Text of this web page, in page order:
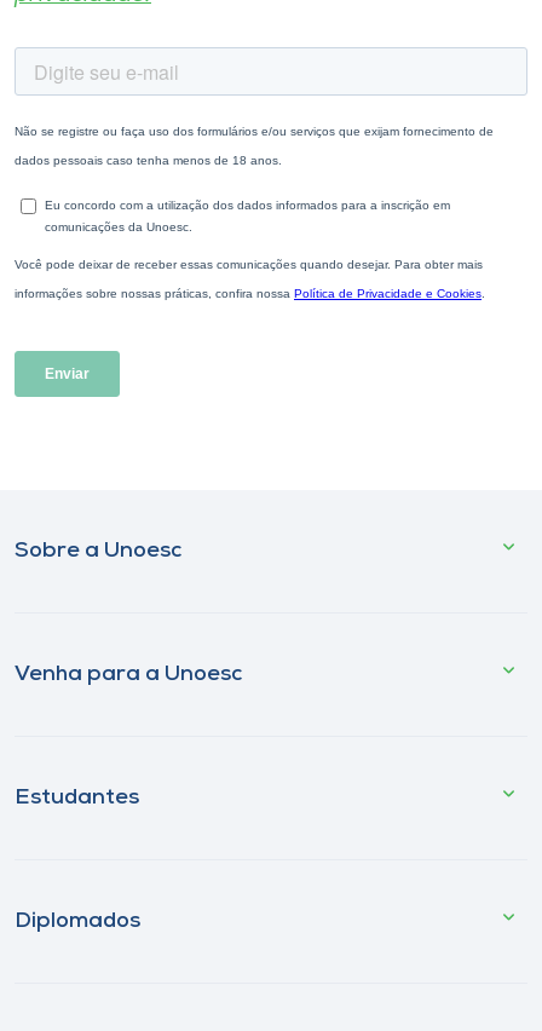
Sobre a Unoesc
Venha para a Unoesc
Estudantes
Diplomados